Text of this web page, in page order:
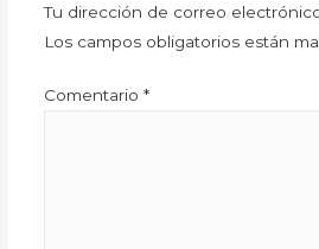
Tu dirección de correo
Los campos obligatorios están
Comentario *